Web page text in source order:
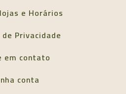
e Horários
Privacidade
em contato
conta